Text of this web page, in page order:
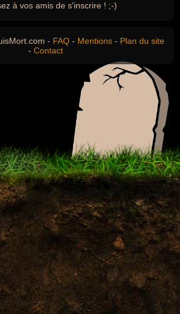
à vos amis de s'inscrire ! ;-)
- FAQ - Mentions - Plan du site
- Contact